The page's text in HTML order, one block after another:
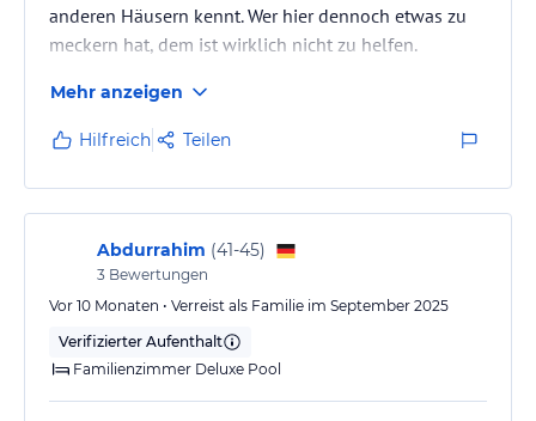
anderen Häusern kennt. Wer hier dennoch etwas zu
meckern hat, dem ist wirklich nicht zu helfen.
Der Aquapark ist ein Traum, das Wasser hat eine
angenehme Temperatur. Überall gibt es
Markengetränke und originale Eissorten. Frühstück
und Abendessen sind hervorragend, große Auswahl,
sehr gute Qualität und durchweg lecker.
Mittags gibt es am Strand à la carte, qualitativ
hochwertig und mit tollem Blick. Am Aquapark gibt
es…
Mehr anzeigen
Hilfreich Teilen
Abdurrahim (41-45)
3 Bewertungen
Vor 10 Monaten • Verreist als Familie im September 2025
Verifizierter Aufenthalt
Familienzimmer Deluxe Pool